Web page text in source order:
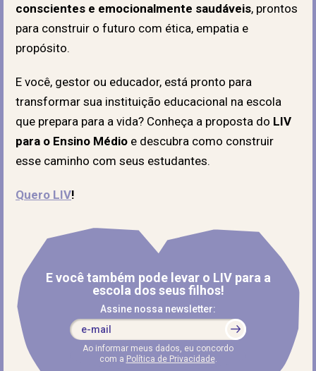
conscientes e emocionalmente saudáveis, prontos
para construir o futuro com ética, empatia e
propósito.
E você, gestor ou educador, está pronto para
transformar sua instituição educacional na escola
que prepara para a vida? Conheça a proposta do LIV
para o Ensino Médio e descubra como construir
esse caminho com seus estudantes.
Quero LIV!
E você também pode levar o LIV para a
escola dos seus filhos!
Assine nossa newsletter:
Ao informar meus dados, eu concordo
com a Política de Privacidade.